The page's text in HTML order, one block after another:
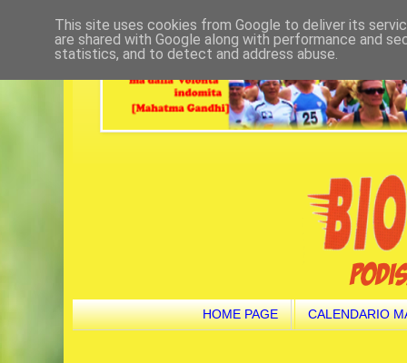
HOME PAGE CALENDARIO
This site uses cookies from Google to deliver its
are shared with Google along with performance and
statistics, and to detect and address abuse.